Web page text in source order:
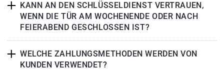
KANN AN DEN SCHLÜSSELDIENST VERTRAUEN,
WENN DIE TÜR AM WOCHENENDE ODER NACH
FEIERABEND GESCHLOSSEN IST?
WELCHE ZAHLUNGSMETHODEN WERDEN VON
KUNDEN VERWENDET?